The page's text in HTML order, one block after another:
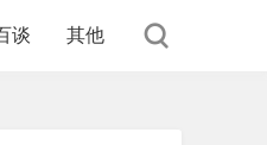
谈 其他